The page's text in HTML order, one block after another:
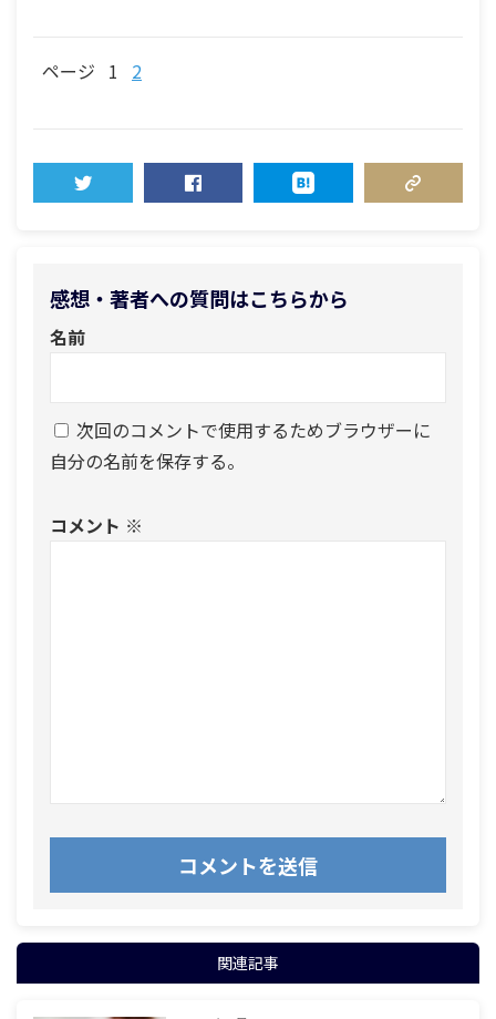
ページ 1 2
感想・著者への質問はこちらから
名前
次回のコメントで使用するためブラウザーに
自分の名前を保存する。
コメント ※
関連記事